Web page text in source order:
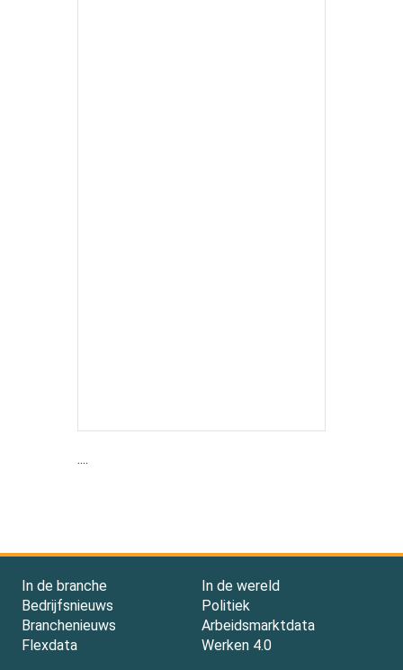
....
In de branche
Bedrijfsnieuws
Branchenieuws
Flexdata
In de wereld
Politiek
Arbeidsmarktdata
Werken 4.0